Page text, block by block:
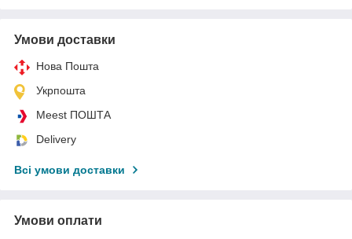
Умови доставки
Нова Пошта
Укрпошта
Meest ПОШТА
Delivery
Всі умови доставки
Умови оплати